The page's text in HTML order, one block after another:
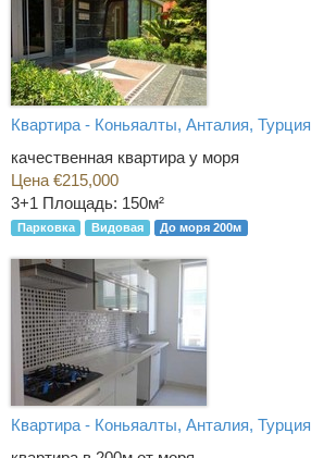
Квартира - Коньяалты, Анталия, Турция
качественная квартира у моря
Цена €215,000
3+1 Площадь: 150м²
Парковка Видовая До моря 200м
Квартира - Коньяалты, Анталия, Турция